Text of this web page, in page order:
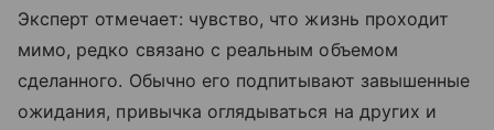
Эксперт отмечает: чувство, что жизнь проходит
мимо, редко связано с реальным объемом
сделанного. Обычно его подпитывают завышенные
ожидания, привычка оглядываться на других и